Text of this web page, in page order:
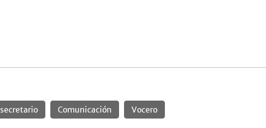
secretario Comunicación Vocero